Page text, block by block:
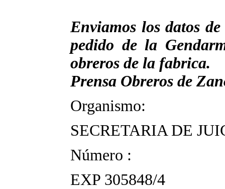
Enviamos los datos
pedido de la
obreros de la fabrica.
Prensa Obreros de
Organismo:
SECRETARIA DE
Número :
EXP 305848/4